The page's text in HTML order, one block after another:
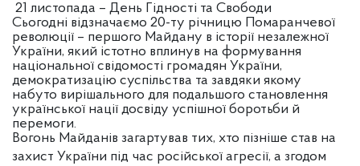
21 листопада – День Гідності та Свободи
Сьогодні відзначаємо 20-ту річницю Помаранчевої
революції – першого Майдану в історії незалежної
України, який істотно вплинув на формування
національної свідомості громадян України,
демократизацію суспільства та завдяки якому
набуто вирішального для подальшого становлення
української нації досвіду успішної боротьби й
перемоги.
Вогонь Майданів загартував тих, хто пізніше став на
захист України під час російської агресії, а згодом